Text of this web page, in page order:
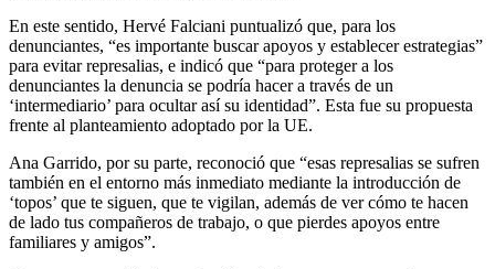
En este sentido, Hervé Falciani puntualizó que, para los
denunciantes, “es importante buscar apoyos y establecer estrategias”
para evitar represalias, e indicó que “para proteger a los
denunciantes la denuncia se podría hacer a través de un
‘intermediario’ para ocultar así su identidad”. Esta fue su propuesta
frente al planteamiento adoptado por la UE.
Ana Garrido, por su parte, reconoció que “esas represalias se sufren
también en el entorno más inmediato mediante la introducción de
‘topos’ que te siguen, que te vigilan, además de ver cómo te hacen
de lado tus compañeros de trabajo, o que pierdes apoyos entre
familiares y amigos”.